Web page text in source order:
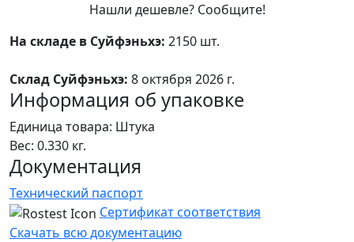
Нашли дешевле? Сообщите!
На складе в Суйфэньхэ: 2150 шт.
Склад Суйфэньхэ: 8 октября 2026 г.
Информация об упаковке
Единица товара: Штука
Вес: 0.330 кг.
Документация
Технический паспорт
Сертификат соответствия
Скачать всю документацию